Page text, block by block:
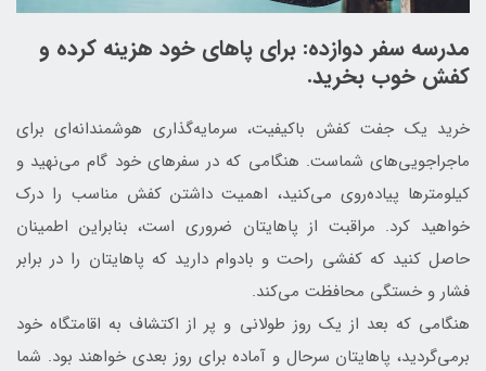
مدرسه سفر دوازده: برای پاهای خود هزینه کرده و
کفش خوب بخرید.
خرید یک جفت کفش باکیفیت، سرمایه‌گذاری هوشمندانه‌ای برای
ماجراجویی‌های شماست. هنگامی که در سفرهای خود گام می‌نهید و
کیلومترها پیاده‌روی می‌کنید، اهمیت داشتن کفش مناسب را درک
خواهید کرد. مراقبت از پاهایتان ضروری است، بنابراین اطمینان
حاصل کنید که کفشی راحت و بادوام دارید که پاهایتان را در برابر
فشار و خستگی محافظت می‌کند.
هنگامی که بعد از یک روز طولانی و پر از اکتشاف به اقامتگاه خود
برمی‌گردید، پاهایتان سرحال و آماده برای روز بعدی خواهند بود. شما